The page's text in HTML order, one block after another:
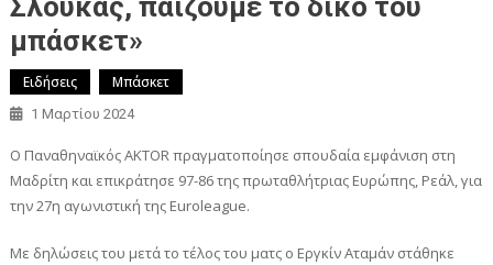
Σλούκας, παίζουμε το δικό του
μπάσκετ»
Ειδήσεις Μπάσκετ
1 Μαρτίου 2024
Ο Παναθηναϊκός ΑΚΤΟR πραγματοποίησε σπουδαία εμφάνιση στη
Μαδρίτη και επικράτησε 97-86 της πρωταθλήτριας Ευρώπης, Ρεάλ, για
την 27η αγωνιστική της Euroleague.
Με δηλώσεις του μετά το τέλος του ματς ο Εργκίν Αταμάν στάθηκε